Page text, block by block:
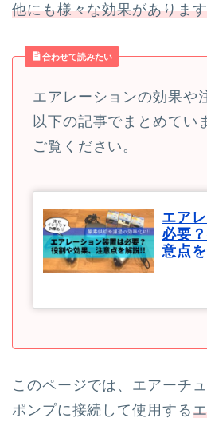
他にも様々な効果がありま
合わせて読みたい
エアレーションの効果や
以下の記事でまとめてい
ご覧ください。
エア
必要
意点
このページでは、エアーチ
ポンプに接続して使用する